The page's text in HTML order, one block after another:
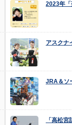
2023年「
アスクナ
JRA＆ソ
「高松